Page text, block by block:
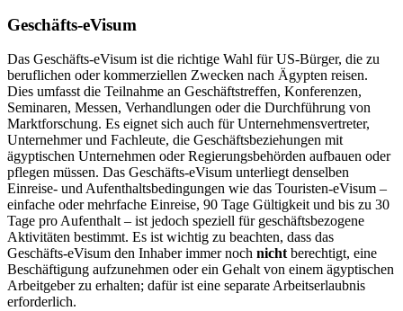
Geschäfts-eVisum
Das Geschäfts-eVisum ist die richtige Wahl für US-Bürger, die zu
beruflichen oder kommerziellen Zwecken nach Ägypten reisen.
Dies umfasst die Teilnahme an Geschäftstreffen, Konferenzen,
Seminaren, Messen, Verhandlungen oder die Durchführung von
Marktforschung. Es eignet sich auch für Unternehmensvertreter,
Unternehmer und Fachleute, die Geschäftsbeziehungen mit
ägyptischen Unternehmen oder Regierungsbehörden aufbauen oder
pflegen müssen. Das Geschäfts-eVisum unterliegt denselben
Einreise- und Aufenthaltsbedingungen wie das Touristen-eVisum –
einfache oder mehrfache Einreise, 90 Tage Gültigkeit und bis zu 30
Tage pro Aufenthalt – ist jedoch speziell für geschäftsbezogene
Aktivitäten bestimmt. Es ist wichtig zu beachten, dass das
Geschäfts-eVisum den Inhaber immer noch nichtberechtigt, eine
Beschäftigung aufzunehmen oder ein Gehalt von einem ägyptischen
Arbeitgeber zu erhalten; dafür ist eine separate Arbeitserlaubnis
erforderlich.